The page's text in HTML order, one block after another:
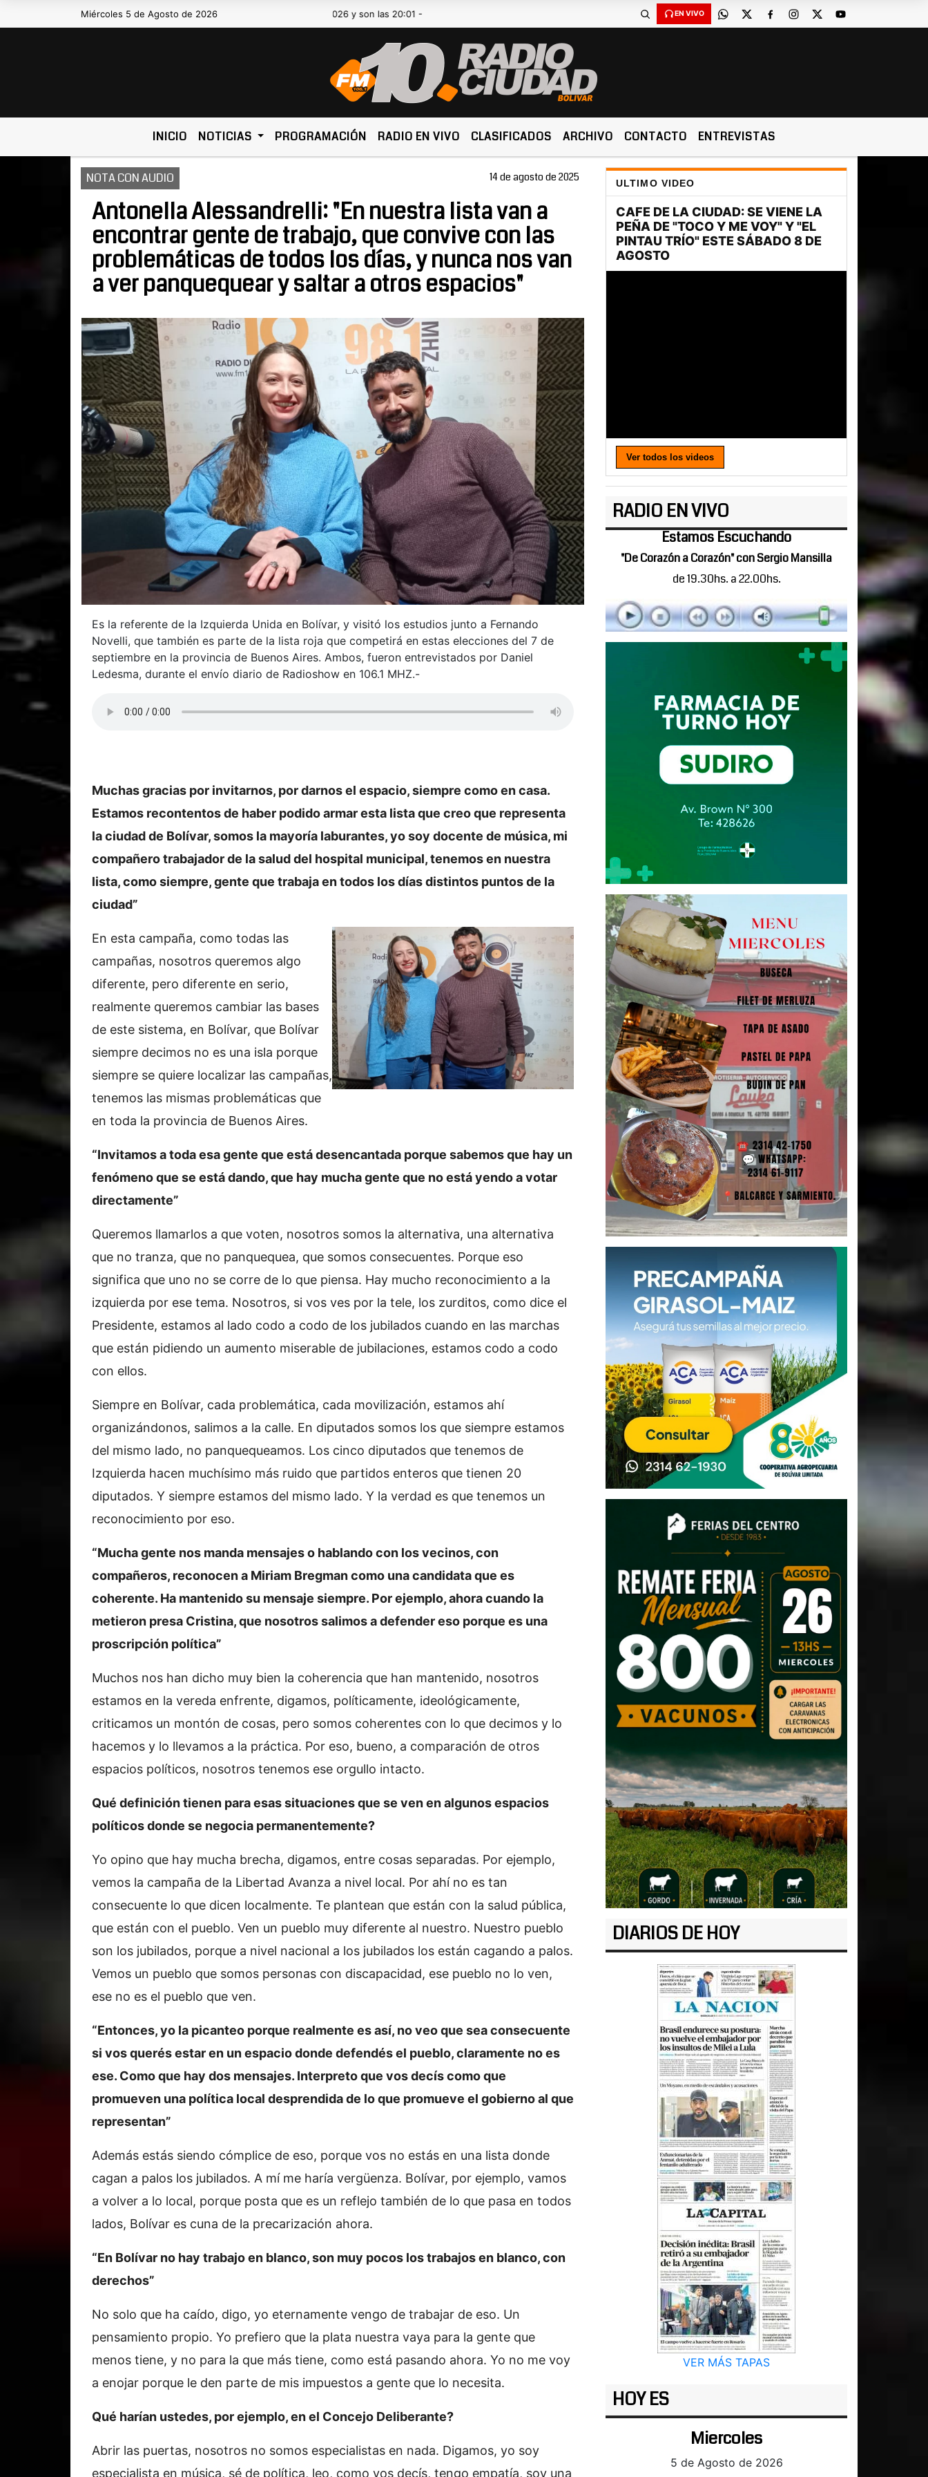
Miércoles 5 de Agosto de 2026
Hoy es Miércoles 5 de Agosto de 2026 y son las 20:01 - EN VIVO
INICIO NOTICIAS PROGRAMACIÓN RADIO EN VIVO CLASIFICADOS ARCHIVO CONTACTO ENTREVISTAS
NOTA CON AUDIO 14 de agosto de 2025
Antonella Alessandrelli: "En nuestra lista van a
encontrar gente de trabajo, que convive con las
problemáticas de todos los días, y nunca nos van
a ver panquequear y saltar a otros espacios"
Es la referente de la Izquierda Unida en Bolívar, y visitó los estudios junto a Fernando
Novelli, que también es parte de la lista roja que competirá en estas elecciones del 7 de
septiembre en la provincia de Buenos Aires. Ambos, fueron entrevistados por Daniel
Ledesma, durante el envío diario de Radioshow en 106.1 MHZ.-
Muchas gracias por invitarnos, por darnos el espacio, siempre como en casa.
Estamos recontentos de haber podido armar esta lista que creo que representa
la ciudad de Bolívar, somos la mayoría laburantes, yo soy docente de música, mi
compañero trabajador de la salud del hospital municipal, tenemos en nuestra
lista, como siempre, gente que trabaja en todos los días distintos puntos de la
ciudad”
En esta campaña, como todas las
campañas, nosotros queremos algo
diferente, pero diferente en serio,
realmente queremos cambiar las bases
de este sistema, en Bolívar, que Bolívar
siempre decimos no es una isla porque
siempre se quiere localizar las campañas,
tenemos las mismas problemáticas que
en toda la provincia de Buenos Aires.
“Invitamos a toda esa gente que está desencantada porque sabemos que hay un
fenómeno que se está dando, que hay mucha gente que no está yendo a votar
directamente”
Queremos llamarlos a que voten, nosotros somos la alternativa, una alternativa
que no tranza, que no panquequea, que somos consecuentes. Porque eso
significa que uno no se corre de lo que piensa. Hay mucho reconocimiento a la
izquierda por ese tema. Nosotros, si vos ves por la tele, los zurditos, como dice el
Presidente, estamos al lado codo a codo de los jubilados cuando en las marchas
que están pidiendo un aumento miserable de jubilaciones, estamos codo a codo
con ellos.
Siempre en Bolívar, cada problemática, cada movilización, estamos ahí
organizándonos, salimos a la calle. En diputados somos los que siempre estamos
del mismo lado, no panquequeamos. Los cinco diputados que tenemos de
Izquierda hacen muchísimo más ruido que partidos enteros que tienen 20
diputados. Y siempre estamos del mismo lado. Y la verdad es que tenemos un
reconocimiento por eso.
“Mucha gente nos manda mensajes o hablando con los vecinos, con
compañeros, reconocen a Miriam Bregman como una candidata que es
coherente. Ha mantenido su mensaje siempre. Por ejemplo, ahora cuando la
metieron presa Cristina, que nosotros salimos a defender eso porque es una
proscripción política”
Muchos nos han dicho muy bien la coherencia que han mantenido, nosotros
estamos en la vereda enfrente, digamos, políticamente, ideológicamente,
criticamos un montón de cosas, pero somos coherentes con lo que decimos y lo
hacemos y lo llevamos a la práctica. Por eso, bueno, a comparación de otros
espacios políticos, nosotros tenemos ese orgullo intacto.
Qué definición tienen para esas situaciones que se ven en algunos espacios
políticos donde se negocia permanentemente?
Yo opino que hay mucha brecha, digamos, entre cosas separadas. Por ejemplo,
vemos la campaña de la Libertad Avanza a nivel local. Por ahí no es tan
consecuente lo que dicen localmente. Te plantean que están con la salud pública,
que están con el pueblo. Ven un pueblo muy diferente al nuestro. Nuestro pueblo
son los jubilados, porque a nivel nacional a los jubilados los están cagando a palos.
Vemos un pueblo que somos personas con discapacidad, ese pueblo no lo ven,
ese no es el pueblo que ven.
“Entonces, yo la picanteo porque realmente es así, no veo que sea consecuente
si vos querés estar en un espacio donde defendés el pueblo, claramente no es
ese. Como que hay dos mensajes. Interpreto que vos decís como que
promueven una política local desprendida de lo que promueve el gobierno al que
representan”
Además estás siendo cómplice de eso, porque vos no estás en una lista donde
cagan a palos los jubilados. A mí me haría vergüenza. Bolívar, por ejemplo, vamos
a volver a lo local, porque posta que es un reflejo también de lo que pasa en todos
lados, Bolívar es cuna de la precarización ahora.
“En Bolívar no hay trabajo en blanco, son muy pocos los trabajos en blanco, con
derechos”
No solo que ha caído, digo, yo eternamente vengo de trabajar de eso. Un
pensamiento propio. Yo prefiero que la plata nuestra vaya para la gente que
menos tiene, y no para la que más tiene, como está pasando ahora. Yo no me voy
a enojar porque le den parte de mis impuestos a gente que lo necesita.
Qué harían ustedes, por ejemplo, en el Concejo Deliberante?
Abrir las puertas, nosotros no somos especialistas en nada. Digamos, yo soy
especialista en música, sé de política, leo, como vos decís, tengo empatía, soy una
ULTIMO VIDEO
Ver todos los videos
RADIO EN VIVO
Estamos Escuchando
"De Corazón a Corazón" con Sergio Mansilla
de 19.30hs. a 22.00hs.
DIARIOS DE HOY
VER MÁS TAPAS
HOY ES
Miercoles
5 de Agosto de 2026